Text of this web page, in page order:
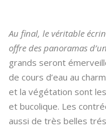
Au final, le véritable
offre des panoramas
grands seront
de cours d’eau au
et la végétation sont
et bucolique. Les
aussi de très belles